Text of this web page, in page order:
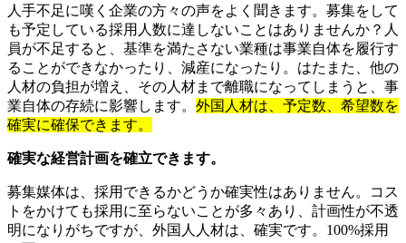
人手不足に嘆く企業の方々の声をよく聞きます。募集をして
も予定している採用人数に達しないことはありませんか？人
員が不足すると、基準を満たさない業種は事業自体を履行す
ることができなかったり、減産になったり。はたまた、他の
人材の負担が増え、その人材まで離職になってしまうと、事
業自体の存続に影響します。 外国人材は、予定数、希望数を
確実に確保できます。
確実な経営計画を確立できます。
募集媒体は、採用できるかどうか確実性はありません。コス
トをかけても採用に至らないことが多々あり、計画性が不透
明になりがちですが、外国人人材は、確実です。100%採用